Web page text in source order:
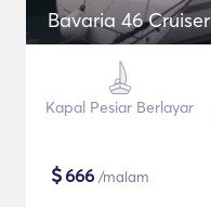
Bavaria 46 Cruiser
Kapal Pesiar Berlayar
$666 /malam